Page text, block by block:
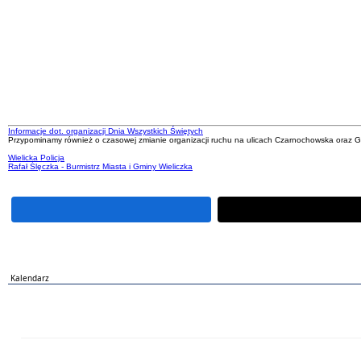
Informacje dot. organizacji Dnia Wszystkich Świętych
Przypominamy również o czasowej zmianie organizacji ruchu na ulicach Czarnochowska
Wielicka Policja
Rafał Ślęczka - Burmistrz Miasta i Gminy Wieliczka
Kalendarz